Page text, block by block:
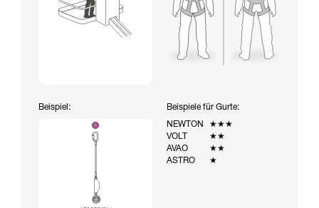
Beispiel:
Beispiele für Gurte:
NEWTON
★★★
VOLT
★★
AVAO
★★
ASTRO
★